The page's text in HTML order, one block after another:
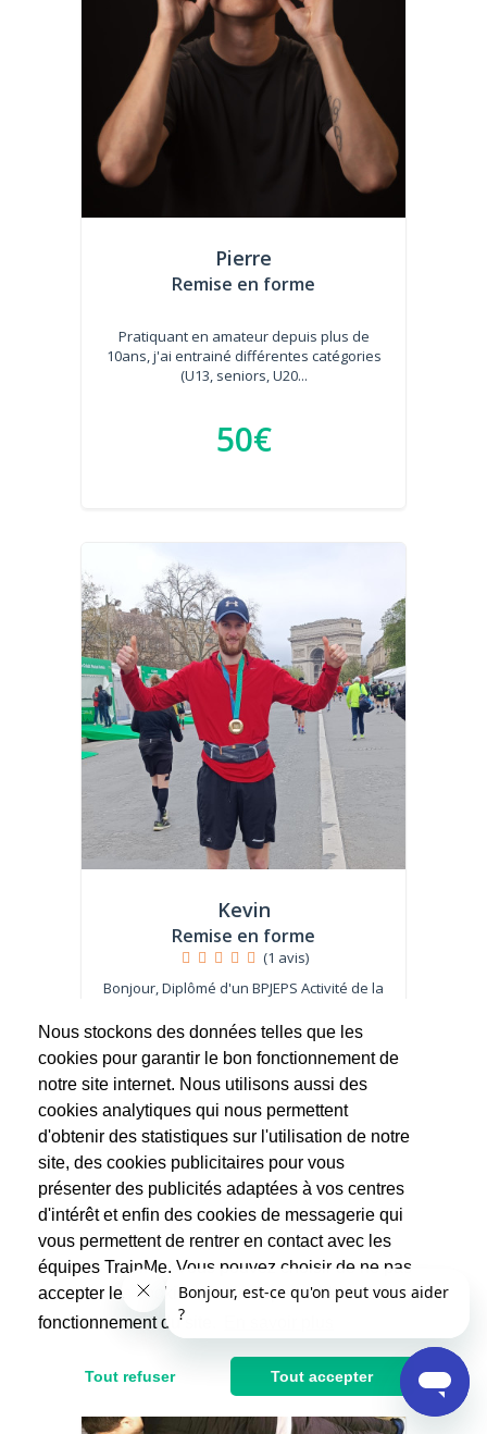
Pierre
Remise en forme
Pratiquant en amateur depuis plus de
10ans, j'ai entrainé différentes catégories
(U13, seniors, U20...
50€
Kevin
Remise en forme
(1 avis)
Bonjour, Diplômé d'un BPJEPS Activité de la
sport...
60€
Nous stockons des données telles que les
cookies pour garantir le bon fonctionnement de
notre site internet. Nous utilisons aussi des
cookies analytiques qui nous permettent
d'obtenir des statistiques sur l'utilisation de notre
site, des cookies publicitaires pour vous
présenter des publicités adaptées à vos centres
d'intérêt et enfin des cookies de messagerie qui
vous permettent de rentrer en contact avec les
équipes TrainMe. Vous pouvez choisir de ne pas
accepter les cookies non indispensables au
fonctionnement du site.
Tout refuser Tout accepter